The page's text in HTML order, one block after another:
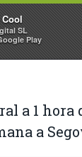
Cool
SL
Play
a 1 hora
a